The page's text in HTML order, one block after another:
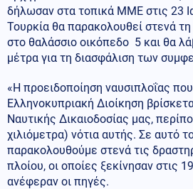
δήλωσαν στα τοπικά ΜΜΕ στις 23
Τουρκία θα παρακολουθεί στενά
στο θαλάσσιο οικόπεδο 5 και θα
μέτρα για τη διασφάλιση των
«Η προειδοποίηση ναυσιπλοΐας
Ελληνοκυπριακή Διοίκηση
Ναυτικής Δικαιοδοσίας μας,
χιλιόμετρα) νότια αυτής. Σε αυτό
παρακολουθούμε στενά τις
πλοίου, οι οποίες ξεκίνησαν στις
ανέφεραν οι πηγές.